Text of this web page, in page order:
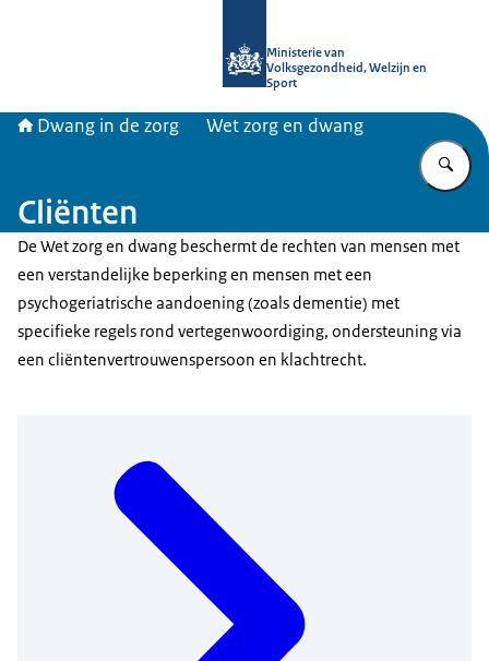
Ministerie van
Volksgezondheid, Welzijn en
Sport
Dwang in de zorg Wet zorg en dwang
Cliënten
De Wet zorg en dwang beschermt de rechten van mensen met
een verstandelijke beperking en mensen met een
psychogeriatrische aandoening (zoals dementie) met
specifieke regels rond vertegenwoordiging, ondersteuning via
een cliëntenvertrouwenspersoon en klachtrecht.